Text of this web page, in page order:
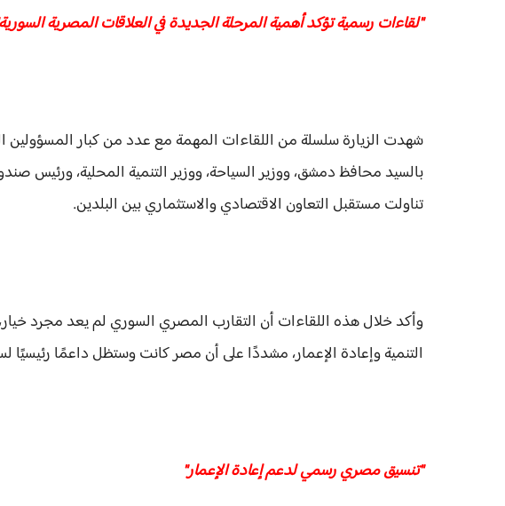
"لقاءات رسمية تؤكد أهمية المرحلة الجديدة في العلاقات المصرية
شهدت الزيارة سلسلة من اللقاءات المهمة مع عدد من كبار
بالسيد محافظ دمشق، ووزير السياحة، ووزير التنمية المحلية، ورئيس
تناولت مستقبل التعاون الاقتصادي والاستثماري بين البلدين.
وأكد خلال هذه اللقاءات أن التقارب المصري السوري لم يعد مجرد
التنمية وإعادة الإعمار، مشددًا على أن مصر كانت وستظل داعمًا رئيسيًا
"تنسيق مصري رسمي لدعم إعادة الإعمار"